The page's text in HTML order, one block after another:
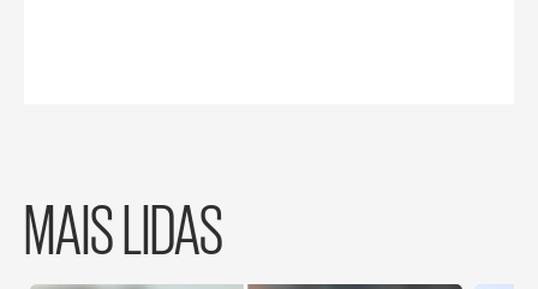
MAIS LIDAS